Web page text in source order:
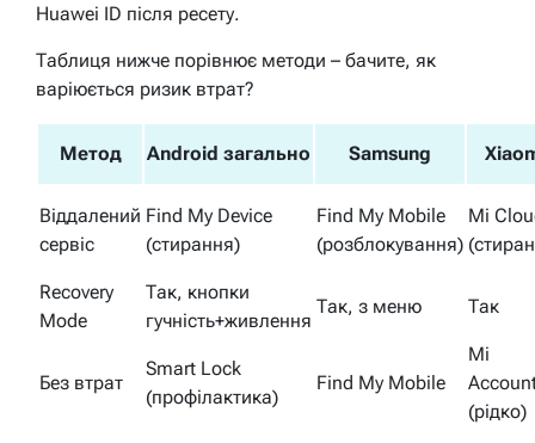
Huawei ID після ресету.
Таблиця нижче порівнює методи – бачите, як
варіюється ризик втрат?
Метод Android загально Samsung
Віддалений
сервіс
Find My Device
(стирання)
Find My Mobile
(розблокування)
Mi
Recovery
Mode
Так, кнопки
гучність+живлення
Так, з меню Так
Без втрат
Smart Lock
(профілактика)
Find My Mobile
Mi
(рідко)